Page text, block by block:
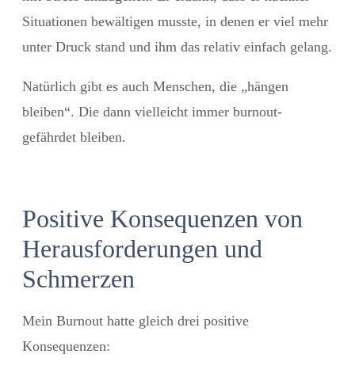
Situationen bewältigen musste, in denen er viel mehr
unter Druck stand und ihm das relativ einfach gelang.
Natürlich gibt es auch Menschen, die „hängen
bleiben“. Die dann vielleicht immer burnout-
gefährdet bleiben.
Positive Konsequenzen von
Herausforderungen und
Schmerzen
Mein Burnout hatte gleich drei positive
Konsequenzen: